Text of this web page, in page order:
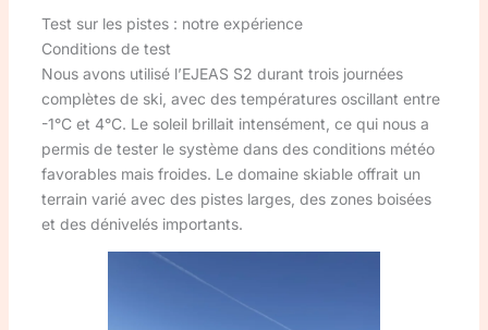
Test sur les pistes : notre expérience
Conditions de test
Nous avons utilisé l’EJEAS S2 durant trois journées
complètes de ski, avec des températures oscillant entre
-1°C et 4°C. Le soleil brillait intensément, ce qui nous a
permis de tester le système dans des conditions météo
favorables mais froides. Le domaine skiable offrait un
terrain varié avec des pistes larges, des zones boisées
et des dénivelés importants.